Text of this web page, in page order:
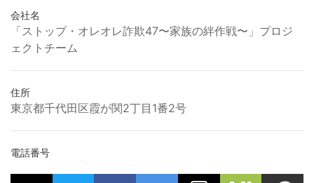
会社名
「ストップ・オレオレ詐欺47〜家族の絆作戦〜」プロジ
ェクトチーム
住所
東京都千代田区霞が関2丁目1番2号
電話番号